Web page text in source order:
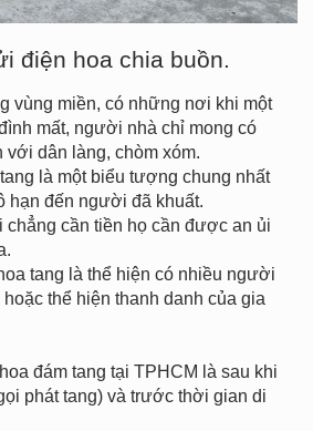
điện hoa chia buồn.
vùng miền, có những nơi khi một
mất, người nhà chỉ mong có
với dân làng, chòm xóm.
là một biểu tượng chung nhất
hạn đến người đã khuất.
cần tiền họ cần được an ủi
tang là thể hiện có nhiều người
thể hiện thanh danh của gia
đám tang tại TPHCM là sau khi
phát tang) và trước thời gian di